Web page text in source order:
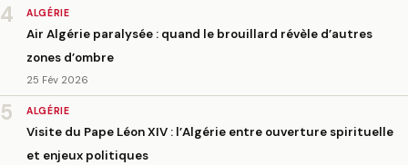
4 ALGÉRIE
Air Algérie paralysée : quand le brouillard révèle d’autres
zones d’ombre
25 Fév 2026
5 ALGÉRIE
Visite du Pape Léon XIV : l’Algérie entre ouverture spirituelle
et enjeux politiques